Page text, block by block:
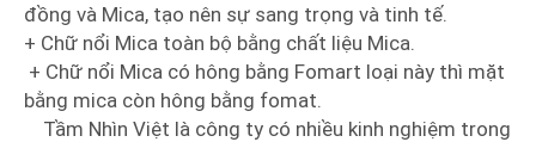
đồng và Mica, tạo nên sự sang trọng và tinh tế.
+ Chữ nổi Mica toàn bộ bằng chất liệu Mica.
+ Chữ nổi Mica có hông bằng Fomart loại này thì mặt
bằng mica còn hông bằng fomat.
Tầm Nhìn Việt là công ty có nhiều kinh nghiệm trong